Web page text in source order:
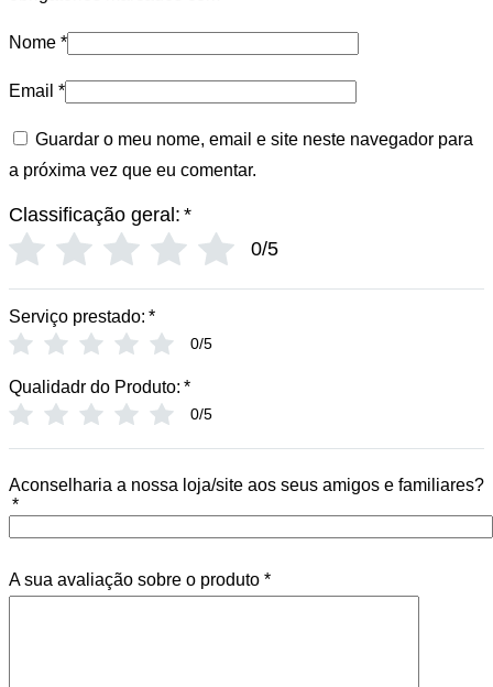
Nome *
Email *
Guardar o meu nome, email e site neste navegador para
a próxima vez que eu comentar.
Classificação geral: *
0/5
Serviço prestado: *
0/5
Qualidadr do Produto: *
0/5
Aconselharia a nossa loja/site aos seus amigos e familiares?
*
A sua avaliação sobre o produto *